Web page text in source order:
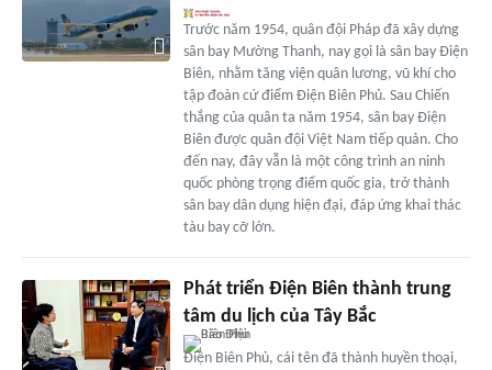
Trước năm 1954, quân đội Pháp đã xây dựng
sân bay Mường Thanh, nay gọi là sân bay Điện
Biên, nhằm tăng viện quân lương, vũ khí cho
tập đoàn cứ điểm Điện Biên Phủ. Sau Chiến
thắng của quân ta năm 1954, sân bay Điện
Biên được quân đội Việt Nam tiếp quản. Cho
đến nay, đây vẫn là một công trình an ninh
quốc phòng trọng điểm quốc gia, trở thành
sân bay dân dụng hiện đại, đáp ứng khai thác
tàu bay cỡ lớn.
Phát triển Điện Biên thành trung
tâm du lịch của Tây Bắc
Điện Biên Phủ, cái tên đã thành huyền thoại,